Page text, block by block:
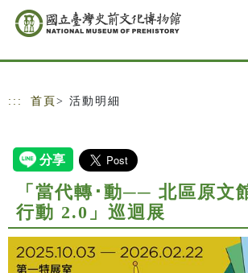
跳到主要內容
網站導覽
::: 首頁 > 活動明細
「當代轉･動── 北區原文
行動 2.0」巡迴展